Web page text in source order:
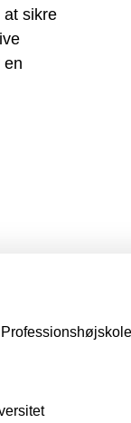
at sikre
en